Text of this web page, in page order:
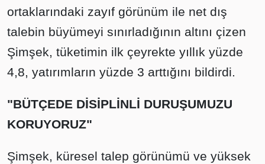
ortaklarındaki zayıf görünüm ile net dış
talebin büyümeyi sınırladığının altını çizen
Şimşek, tüketimin ilk çeyrekte yıllık yüzde
4,8, yatırımların yüzde 3 arttığını bildirdi.
"BÜTÇEDE DİSİPLİNLİ DURUŞUMUZU
KORUYORUZ"
Şimşek, küresel talep görünümü ve yüksek